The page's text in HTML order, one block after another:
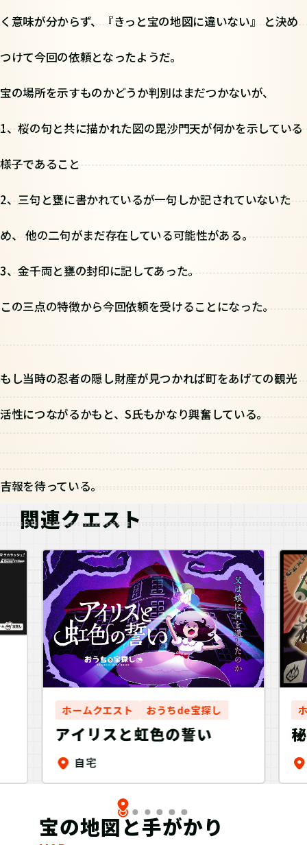
く意味が分からず、『きっと宝の地図に違いない』 と決め
つけて今回の依頼となったようだ。
宝の場所を示すものかどうか判別はまだつかないが、
1、桜の句と共に描かれた図の毘沙門天が何かを示している
様子であること
2、三句と甕に書かれているが一句しか記されていないた
め、 他の二句がまだ存在している可能性がある。
3、金千両と甕の封印に記してあった。
この三点の特徴から今回依頼を受けることになった。
もし当時の忍者の隠し財産が見つかれば町をあげての観光
活性につながるかもと、S氏もかなり興奮している。
吉報を待っている。
関連クエスト
ホームクエスト おうちde宝探し
アイリスと虹色の誓い
自宅
宝の地図と手がかり